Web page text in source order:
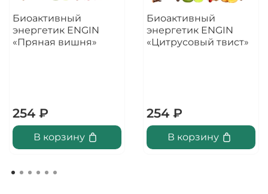
Биоактивный
энергетик ENGIN
«Пряная вишня»
254 ₽
В корзину
Биоактивный
энергетик ENGIN
«Цитрусовый твист»
254 ₽
В корзину